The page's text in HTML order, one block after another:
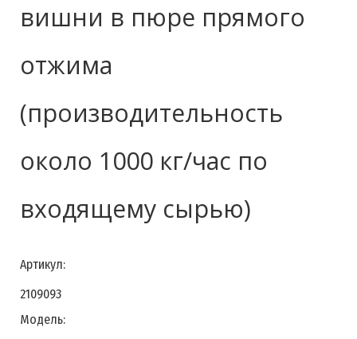
вишни в пюре прямого
отжима
(производительность
около 1000 кг/час по
входящему сырью)
Артикул:
2109093
Модель: